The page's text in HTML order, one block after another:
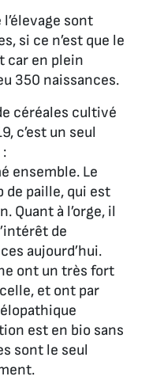
sont
si ce n’est que le
car en plein
350 naissances.
céréales cultivé
c’est un seul
ensemble. Le
de paille, qui est
Quant à l’orge, il
de
aujourd’hui.
ont un très fort
et ont par
est en bio sans
sont le seul